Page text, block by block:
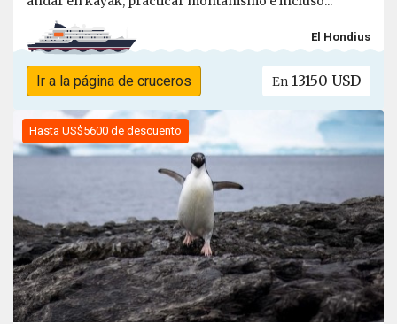
El Hondius
Ir a la página de cruceros En 13150 USD
Hasta US$5600 de descuento